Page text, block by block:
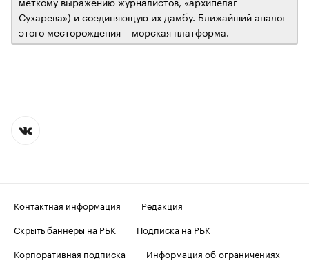
Сухарева») и соединяющую их дамбу. Ближайший аналог
этого месторождения – морская платформа.
Контактная информация
Редакция
Скрыть баннеры на РБК
Подписка на РБК
Корпоративная подписка
Информация об ограничениях